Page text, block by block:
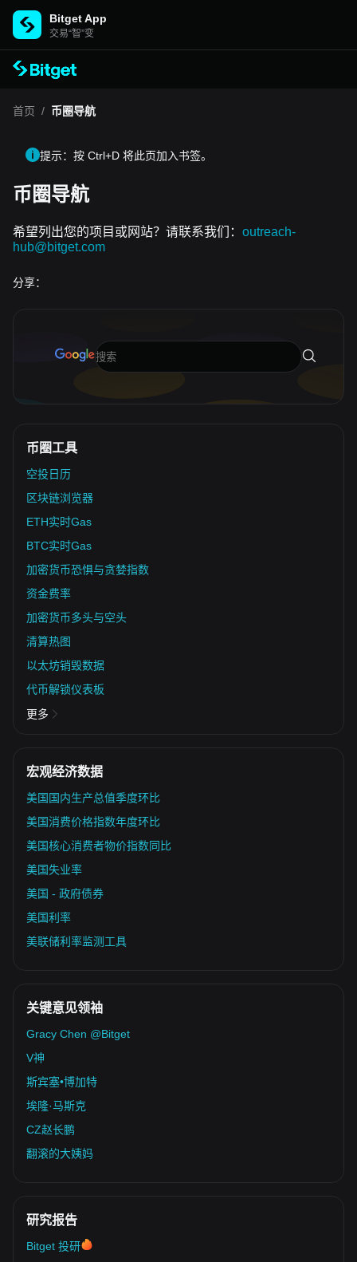
Bitget App
交易“智”变
首页 / 币圈导航
币圈导航
希望列出您的项目或网站？请联系我们： outreach-
hub@bitget.com
分享：
提示：按 Ctrl+D 将此页加入书签。
币圈工具
空投日历
区块链浏览器
ETH实时Gas
BTC实时Gas
加密货币恐惧与贪婪指数
资金费率
加密货币多头与空头
清算热图
以太坊销毁数据
代币解锁仪表板
更多
宏观经济数据
美国国内生产总值季度环比
美国消费价格指数年度环比
美国核心消费者物价指数同比
美国失业率
美国 - 政府债券
美国利率
美联储利率监测工具
关键意见领袖
Gracy Chen @Bitget
V神
斯宾塞•博加特
埃隆·马斯克
CZ赵长鹏
翻滚的大姨妈
研究报告
Bitget 投研